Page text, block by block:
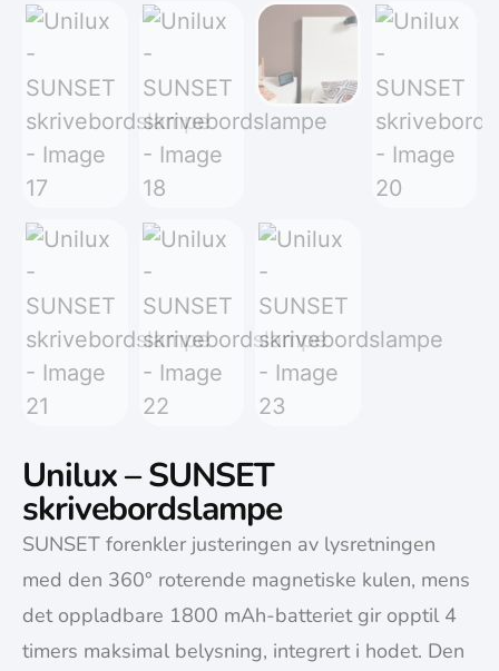
Unilux – SUNSET
skrivebordslampe
SUNSET forenkler justeringen av lysretningen
med den 360° roterende magnetiske kulen, mens
det oppladbare 1800 mAh-batteriet gir opptil 4
timers maksimal belysning, integrert i hodet. Den